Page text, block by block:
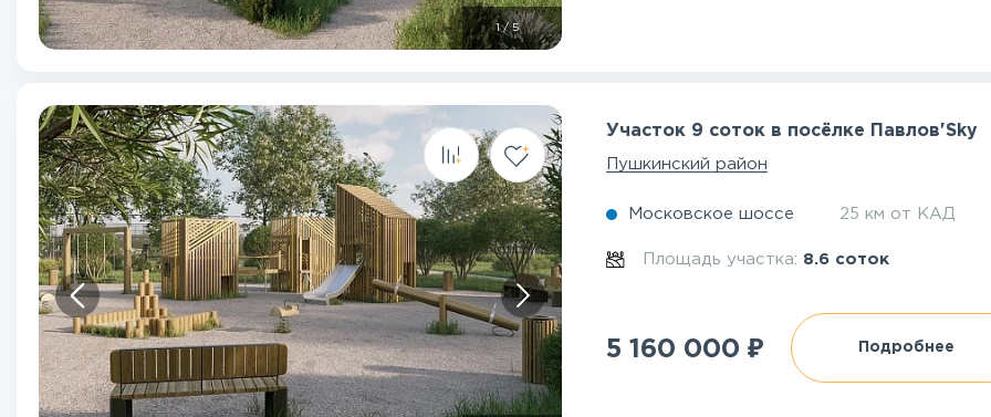
1/5
Участок 9 соток в посёлке Павлов'Sky
Пушкинский район
Московское шоссе 25 км от КАД
Площадь участка: 8.6 соток
5 160 000 ₽ Подробнее